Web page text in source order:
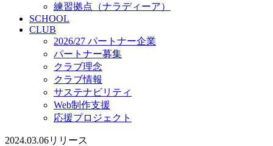
練習拠点（ナラディーア）
SCHOOL
CLUB
2026/27 パートナー企業
パートナー募集
クラブ理念
クラブ情報
サステナビリティ
Web制作支援
応援プロジェクト
2024.03.06リリース